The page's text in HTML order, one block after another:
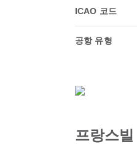
ICAO 코드
공항 유형
프랑스